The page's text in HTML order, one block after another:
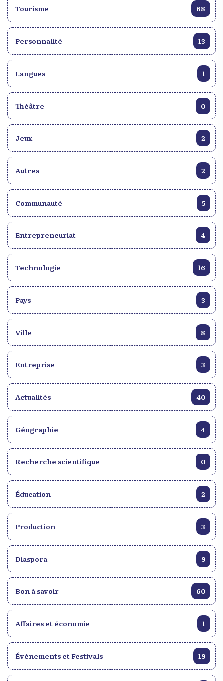
Tourisme 68
Personnalité 13
Langues 1
Théâtre 0
Jeux 2
Autres 2
Communauté 5
Entrepreneuriat 4
Technologie 16
Pays 3
Ville 8
Entreprise 3
Actualités 40
Géographie 4
Recherche scientifique 0
Éducation 2
Production 3
Diaspora 9
Bon à savoir 60
Affaires et économie 1
Événements et Festivals 19